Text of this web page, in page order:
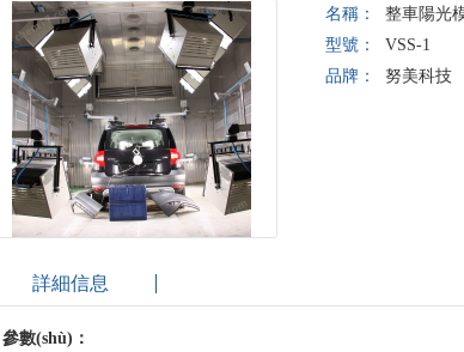
名稱：
整車陽光
型號：
VSS-1
品牌：
努美科技
詳細信息
參數(shù)：